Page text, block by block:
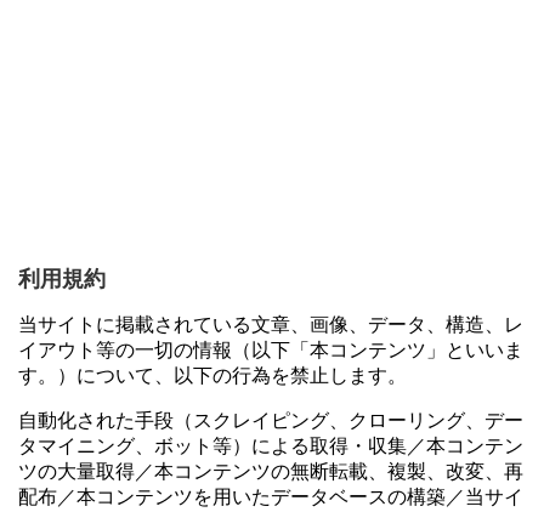
利用規約
当サイトに掲載されている文章、画像、データ、構造、レ
イアウト等の一切の情報（以下「本コンテンツ」といいま
す。）について、以下の行為を禁止します。
自動化された手段（スクレイピング、クローリング、デー
タマイニング、ボット等）による取得・収集／本コンテン
ツの大量取得／本コンテンツの無断転載、複製、改変、再
配布／本コンテンツを用いたデータベースの構築／当サイ